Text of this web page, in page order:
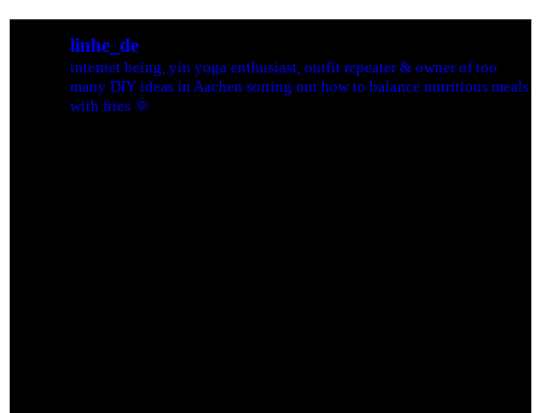
linhe_de
internet being, yin yoga enthusiast, outfit repeater & owner of too
many DIY ideas in Aachen sorting out how to balance nutritious meals
with fries 🌞